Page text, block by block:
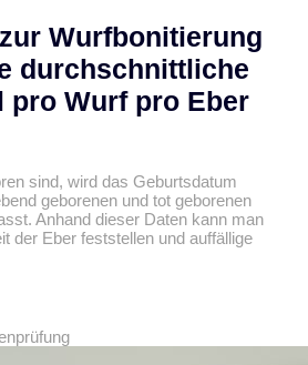
Wurfbonitierung
durchschnittliche
pro Wurf pro Eber
sind, wird das Geburtsdatum
geborenen und tot geborenen
Anhand dieser Daten kann man
der Eber feststellen und auffällige